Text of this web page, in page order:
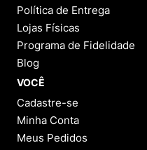
Política de Entrega
Lojas Físicas
Programa de Fidelidade
Blog
VOCÊ
Cadastre-se
Minha Conta
Meus Pedidos